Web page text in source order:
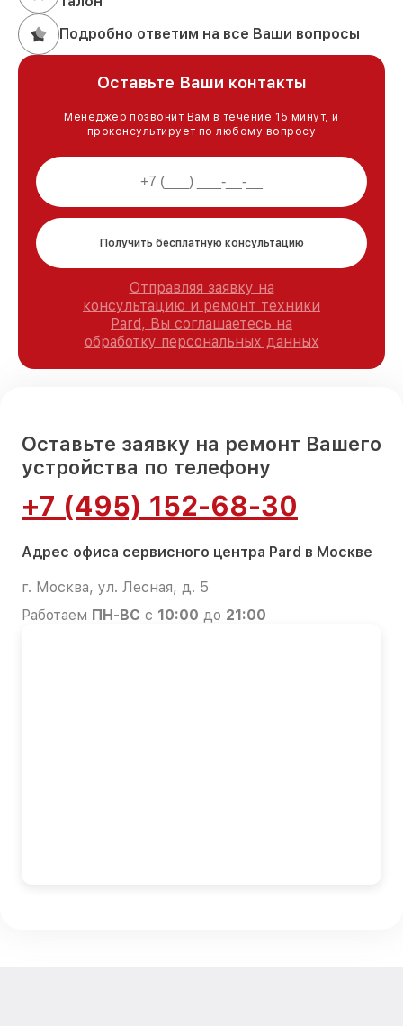
Подробно ответим на все Ваши вопросы
Оставьте Ваши контакты
Менеджер позвонит Вам в течение 15 минут, и
проконсультирует по любому вопросу
Получить бесплатную консультацию
Отправляя заявку на
консультацию и ремонт техники
Pard, Вы соглашаетесь на
обработку персональных данных
Оставьте заявку на ремонт Вашего
устройства по телефону
+7 (495) 152-68-30
Адрес офиса сервисного центра Pard в Москве
г. Москва, ул. Лесная, д. 5
Работаем ПН-ВС с 10:00 до 21:00